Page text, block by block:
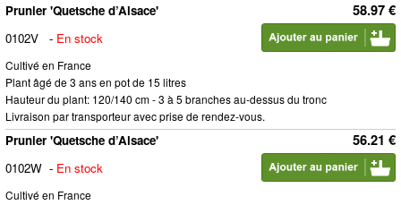
58.97 €
Prunier 'Quetsche d’Alsace'
0102V
- En stock
Cultivé en France
Plant âgé de 3 ans en pot de 15 litres
Hauteur du plant: 120/140 cm - 3 à 5 branches au-dessus du tronc
Livraison par transporteur avec prise de rendez-vous.
56.21 €
Prunier 'Quetsche d’Alsace'
0102W - En stock
Cultivé en France